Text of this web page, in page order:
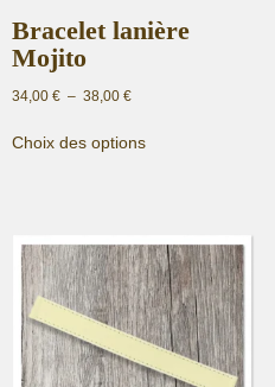
Bracelet lanière
Mojito
34,00 € – 38,00 €Plage
prix :
Choix des optionsproduit
Les
options
peuvent
être
choisies
sur